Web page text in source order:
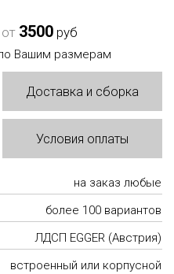
3500 руб
Вашим размерам
Доставка и сборка
Условия оплаты
на заказ любые
более 100 вариантов
ЛДСП EGGER (Австрия)
встроенный или корпусной